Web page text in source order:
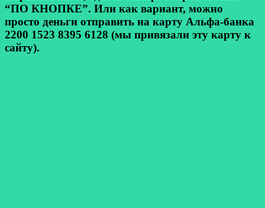
“ПО КНОПКЕ”. Или как вариант, можно
просто деньги отправить на карту Альфа-банка
2200 1523 8395 6128 (мы привязали эту карту к
сайту).